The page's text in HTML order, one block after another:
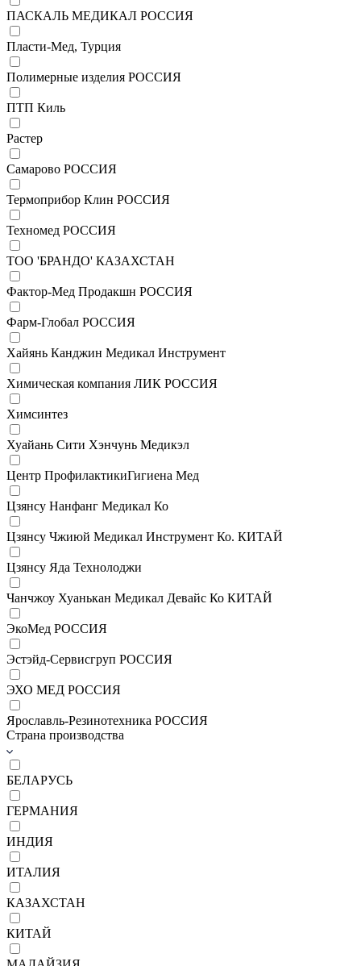
ПАСКАЛЬ МЕДИКАЛ РОССИЯ
Пласти-Мед, Турция
Полимерные изделия РОССИЯ
ПТП Киль
Растер
Самарово РОССИЯ
Термоприбор Клин РОССИЯ
Техномед РОССИЯ
ТОО 'БРАНДО' КАЗАХСТАН
Фактор-Мед Продакшн РОССИЯ
Фарм-Глобал РОССИЯ
Хайянь Канджин Медикал Инструмент
Химическая компания ЛИК РОССИЯ
Химсинтез
Хуайань Сити Хэнчунь Медикэл
Центр ПрофилактикиГигиена Мед
Цзянсу Нанфанг Медикал Ко
Цзянсу Чжиюй Медикал Инструмент Ко. КИТАЙ
Цзянсу Яда Технолоджи
Чанчжоу Хуанькан Медикал Девайс Ко КИТАЙ
ЭкоМед РОССИЯ
Эстэйд-Сервисгруп РОССИЯ
ЭХО МЕД РОССИЯ
Ярославль-Резинотехника РОССИЯ
Страна производства
БЕЛАРУСЬ
ГЕРМАНИЯ
ИНДИЯ
ИТАЛИЯ
КАЗАХСТАН
КИТАЙ